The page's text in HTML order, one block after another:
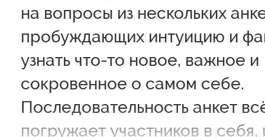
на вопросы из нескольких
пробуждающих интуицию и
узнать что-то новое, важное и
сокровенное о самом себе.
Последовательность анкет
погружает участников в